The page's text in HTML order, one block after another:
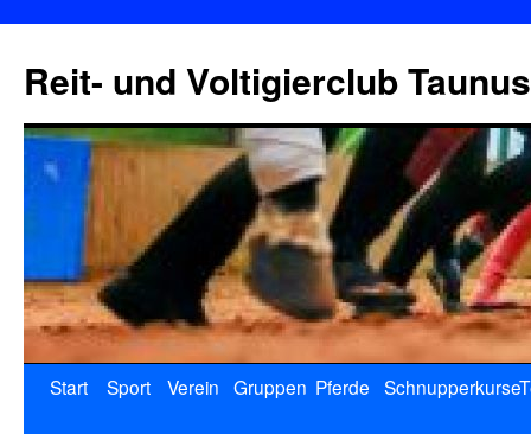
Reit- und Voltigierclub
Start Sport Verein Gruppen Pferde Schnupperkurse